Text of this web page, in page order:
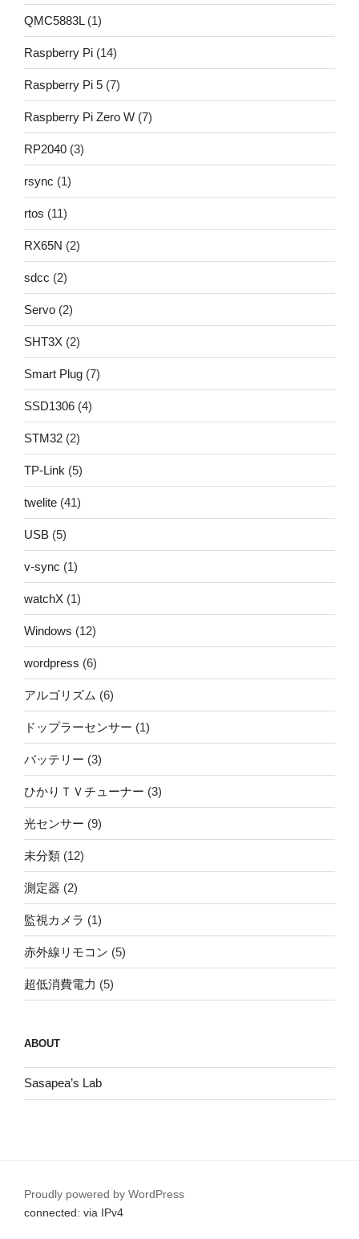
QMC5883L(1)
Raspberry Pi (14)
Raspberry Pi 5 (7)
Raspberry Pi Zero W (7)
RP2040 (3)
rsync (1)
rtos (11)
RX65N (2)
sdcc (2)
Servo (2)
SHT3X (2)
Smart Plug (7)
SSD1306 (4)
STM32 (2)
TP-Link (5)
twelite (41)
USB (5)
v-sync (1)
watchX (1)
Windows (12)
wordpress (6)
アルゴリズム (6)
ドップラーセンサー (1)
バッテリー (3)
ひかりＴＶチューナー (3)
光センサー (9)
未分類 (12)
測定器 (2)
監視カメラ (1)
赤外線リモコン (5)
超低消費電力 (5)
ABOUT
Sasapea’s Lab
Proudly powered by WordPress
connected: via IPv4